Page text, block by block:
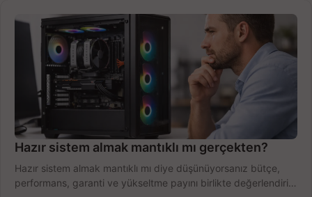
Hazır sistem almak mantıklı mı gerçekten?
Hazır sistem almak mantıklı mı diye düşünüyorsanız bütçe,
performans, garanti ve yükseltme payını birlikte değerlendirin,